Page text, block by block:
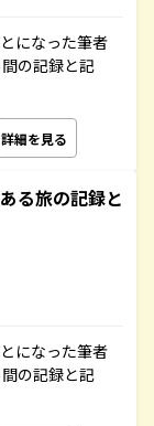
になった筆者
の記録と記
詳細を見る
る旅の記録と
になった筆者
の記録と記